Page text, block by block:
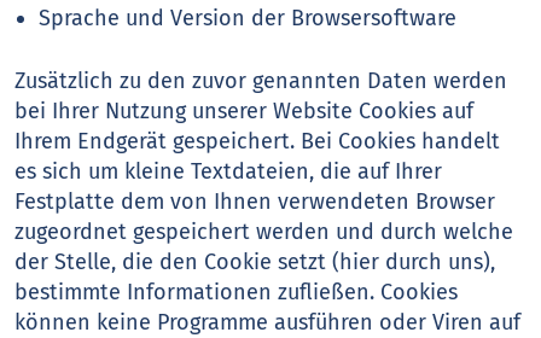
Sprache und Version der Browsersoftware
Zusätzlich zu den zuvor genannten Daten werden
bei Ihrer Nutzung unserer Website Cookies auf
Ihrem Endgerät gespeichert. Bei Cookies handelt
es sich um kleine Textdateien, die auf Ihrer
Festplatte dem von Ihnen verwendeten Browser
zugeordnet gespeichert werden und durch welche
der Stelle, die den Cookie setzt (hier durch uns),
bestimmte Informationen zufließen. Cookies
können keine Programme ausführen oder Viren auf